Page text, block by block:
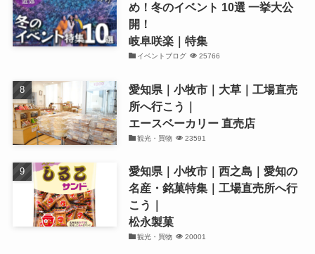
め！冬のイベント 10選 一挙大公
開！
岐阜咲楽｜特集
イベントブログ 25766
愛知県｜小牧市｜大草｜工場直売
所へ行こう｜
エースベーカリー 直売店
観光・買物 23591
愛知県｜小牧市｜西之島｜愛知の
名産・銘菓特集｜工場直売所へ行
こう｜
松永製菓
観光・買物 20001